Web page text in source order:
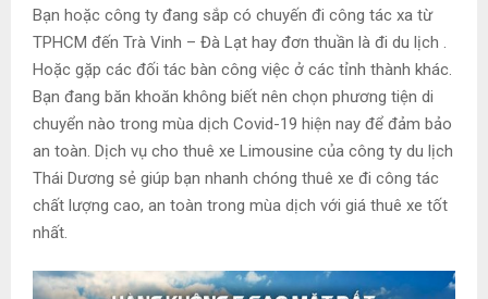
Bạn hoặc công ty đang sắp có chuyến đi công tác xa từ
TPHCM đến Trà Vinh – Đà Lạt hay đơn thuần là đi du lịch .
Hoặc gặp các đối tác bàn công việc ở các tỉnh thành khác.
Bạn đang băn khoăn không biết nên chọn phương tiện di
chuyển nào trong mùa dịch Covid-19 hiện nay để đảm bảo
an toàn. Dịch vụ cho thuê xe Limousine của công ty du lịch
Thái Dương sẻ giúp bạn nhanh chóng thuê xe đi công tác
chất lượng cao, an toàn trong mùa dịch với giá thuê xe tốt
nhất.